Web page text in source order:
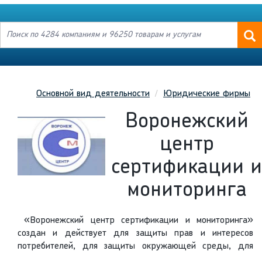
Основной вид деятельности Юридические фирмы
Воронежский
центр
сертификации и
мониторинга
«Воронежский центр сертификации и мониторинга»
создан и действует для защиты прав и интересов
потребителей, для защиты окружающей среды, для